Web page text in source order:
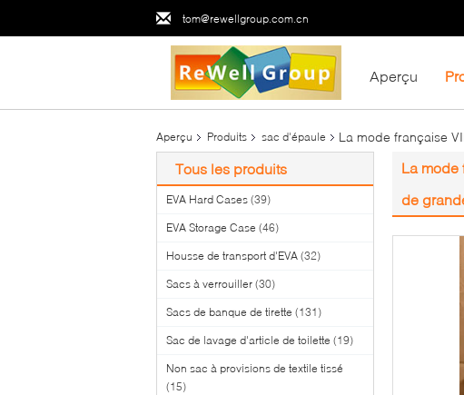
tom@rewellgroup.com.cn
Aperçu
Aperçu Produits sac d'épaule La mode française
Tous les produits
EVA Hard Cases (39)
EVA Storage Case (46)
Housse de transport d'EVA (32)
Sacs à verrouiller (30)
Sacs de banque de tirette (131)
Sac de lavage d'article de toilette (19)
Non sac à provisions de textile tissé
(15)
La mode
de